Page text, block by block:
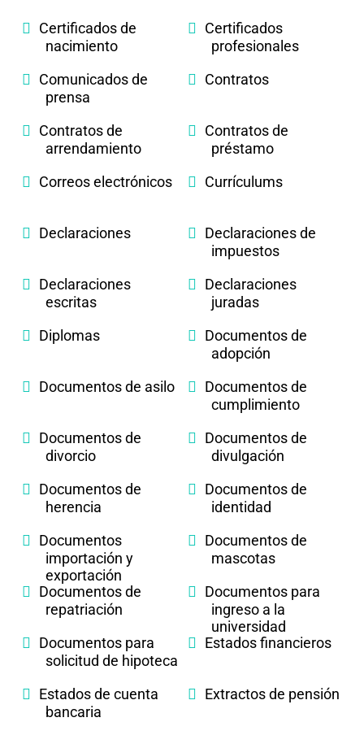
Certificados de
nacimiento
Certificados
profesionales
Comunicados de
prensa
Contratos
Contratos de
arrendamiento
Contratos de
préstamo
Correos electrónicos
Currículums
Declaraciones
Declaraciones de
impuestos
Declaraciones
escritas
Declaraciones
juradas
Diplomas
Documentos de
adopción
Documentos de asilo
Documentos de
cumplimiento
Documentos de
divorcio
Documentos de
divulgación
Documentos de
herencia
Documentos de
identidad
Documentos
importación y
exportación
Documentos de
mascotas
Documentos de
repatriación
Documentos para
ingreso a la
universidad
Documentos para
solicitud de hipoteca
Estados financieros
Estados de cuenta
bancaria
Extractos de pensión